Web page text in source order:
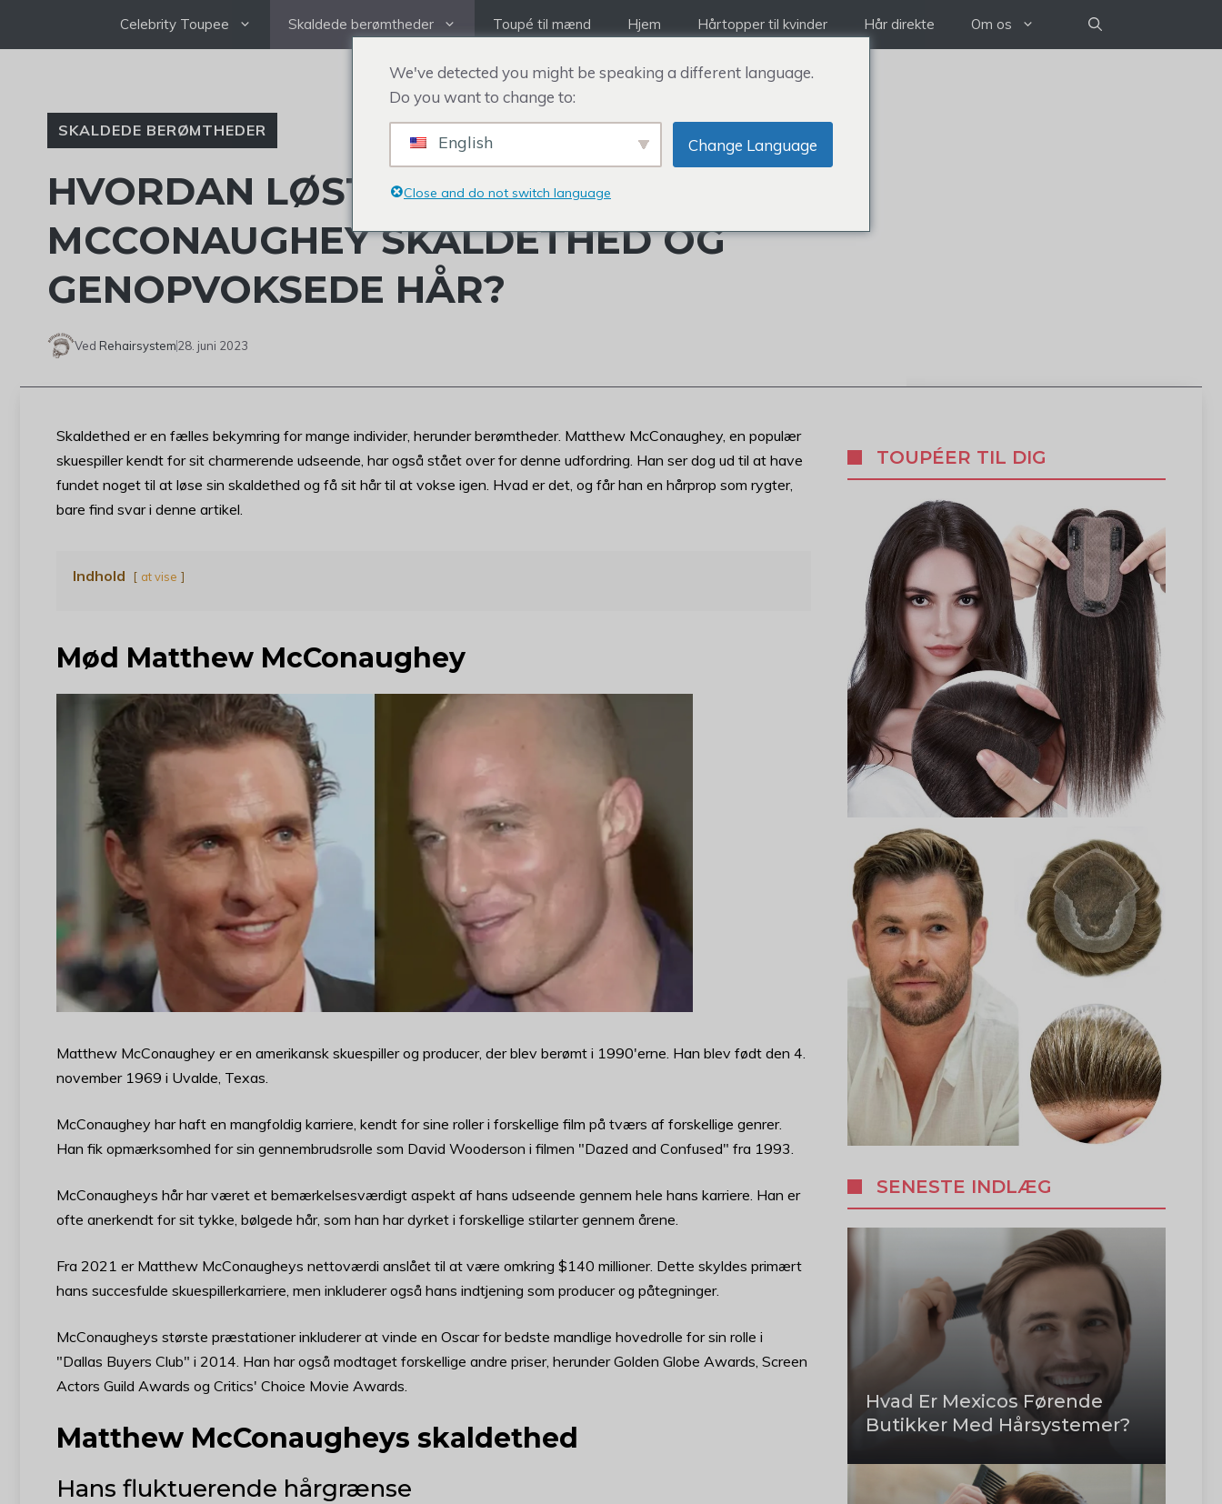
Celebrity Toupee Skaldede berømtheder Toupé til mænd Hjem Hårtopper til kvinder Hår direkte Om os
SKALDEDE BERØMTHEDER
HVORDAN LØSTE MATTHEW
MCCONAUGHEY SKALDETHED OG
GENOPVOKSEDE HÅR?
Ved Rehairsystem28. juni 2023
Skaldethed er en fælles bekymring for mange individer, herunder berømtheder. Matthew McConaughey, en populær
skuespiller kendt for sit charmerende udseende, har også stået over for denne udfordring. Han ser dog ud til at have
fundet noget til at løse sin skaldethed og få sit hår til at vokse igen. Hvad er det, og får han en hårprop som rygter,
bare find svar i denne artikel.
Indhold at vise
Mød Matthew McConaughey
Matthew McConaughey er en amerikansk skuespiller og producer, der blev berømt i 1990'erne. Han blev født den 4.
november 1969 i Uvalde, Texas.
McConaughey har haft en mangfoldig karriere, kendt for sine roller i forskellige film på tværs af forskellige genrer.
Han fik opmærksomhed for sin gennembrudsrolle som David Wooderson i filmen "Dazed and Confused" fra 1993.
McConaugheys hår har været et bemærkelsesværdigt aspekt af hans udseende gennem hele hans karriere. Han er
ofte anerkendt for sit tykke, bølgede hår, som han har dyrket i forskellige stilarter gennem årene.
Fra 2021 er Matthew McConaugheys nettoværdi anslået til at være omkring $140 millioner. Dette skyldes primært
hans succesfulde skuespillerkarriere, men inkluderer også hans indtjening som producer og påtegninger.
McConaugheys største præstationer inkluderer at vinde en Oscar for bedste mandlige hovedrolle for sin rolle i
"Dallas Buyers Club" i 2014. Han har også modtaget forskellige andre priser, herunder Golden Globe Awards, Screen
Actors Guild Awards og Critics' Choice Movie Awards.
Matthew McConaugheys skaldethed
Hans fluktuerende hårgrænse
TOUPÉER TIL DIG
SENESTE INDLÆG
Hvad Er Mexicos Førende
Butikker Med Hårsystemer?
We've detected you might be speaking a different language.
Do you want to change to:
English Change Language
Close and do not switch language